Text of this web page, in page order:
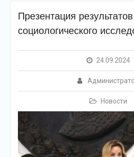
Презентация результатов
социологического
24.09.2024
Новости